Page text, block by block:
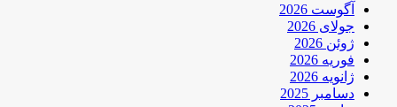
آگوست 2026
جولای 2026
ژوئن 2026
فوریه 2026
ژانویه 2026
دسامبر 2025